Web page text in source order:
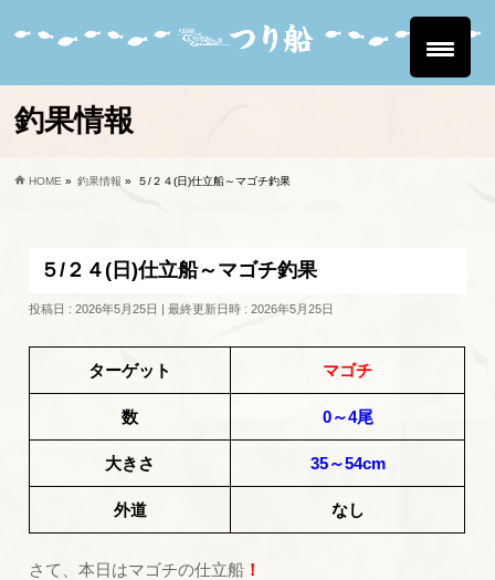
釣果情報
HOME » 釣果情報 » ５/２４(日)仕立船～マゴチ釣果
５/２４(日)仕立船～マゴチ釣果
投稿日 : 2026年5月25日 最終更新日時 : 2026年5月25日
ターゲット マゴチ
数 0～4尾
大きさ 35～54cm
外道 なし
さて、本日はマゴチの仕立船 ！